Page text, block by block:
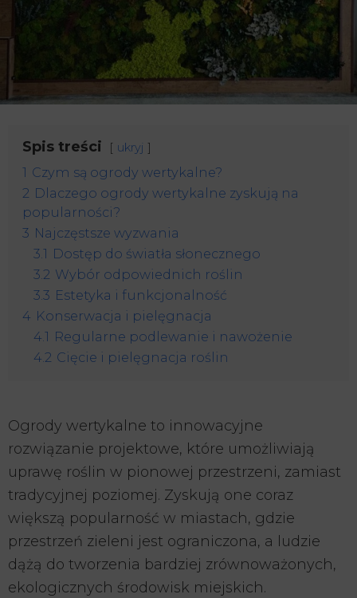
Spis treści ukryj
1 Czym są ogrody wertykalne?
2 Dlaczego ogrody wertykalne zyskują na
popularności?
3 Najczęstsze wyzwania
3.1 Dostęp do światła słonecznego
3.2 Wybór odpowiednich roślin
3.3 Estetyka i funkcjonalność
4 Konserwacja i pielęgnacja
4.1 Regularne podlewanie i nawożenie
4.2 Cięcie i pielęgnacja roślin
Ogrody wertykalne to innowacyjne
rozwiązanie projektowe, które umożliwiają
uprawę roślin w pionowej przestrzeni, zamiast
tradycyjnej poziomej. Zyskują one coraz
większą popularność w miastach, gdzie
przestrzeń zieleni jest ograniczona, a ludzie
dążą do tworzenia bardziej zrównoważonych,
ekologicznych środowisk miejskich.